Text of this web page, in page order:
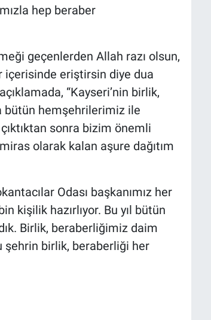
hep beraber
geçenlerden Allah razı olsun,
içerisinde eriştirsin diye dua
“Kayseri’nin birlik,
bütün hemşehrilerimiz ile
sonra bizim önemli
olarak kalan aşure dağıtım
Odası başkanımız her
kişilik hazırlıyor. Bu yıl bütün
Birlik, beraberliğimiz daim
şehrin birlik, beraberliği her